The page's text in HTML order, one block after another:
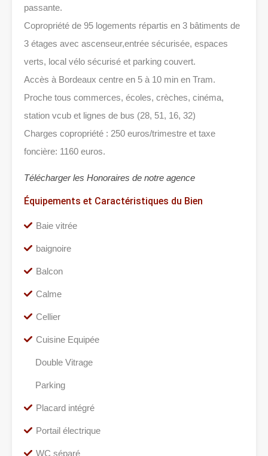
passante.
Copropriété de 95 logements répartis en 3 bâtiments de
3 étages avec ascenseur,entrée sécurisée, espaces
verts, local vélo sécurisé et parking couvert.
Accès à Bordeaux centre en 5 à 10 min en Tram.
Proche tous commerces, écoles, crèches, cinéma,
station vcub et lignes de bus (28, 51, 16, 32)
Charges copropriété : 250 euros/trimestre et taxe
foncière: 1160 euros.
Télécharger les Honoraires de notre agence
Équipements et Caractéristiques du Bien
Baie vitrée
baignoire
Balcon
Calme
Cellier
Cuisine Equipée
Double Vitrage
Parking
Placard intégré
Portail électrique
WC séparé